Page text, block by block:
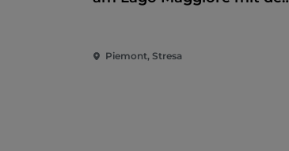
der Villa Taranto
Piemont, Stresa